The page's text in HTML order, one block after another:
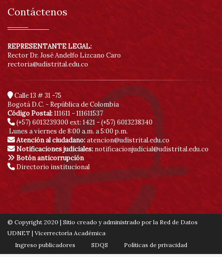
Contáctenos
REPRESENTANTE LEGAL:
Rector Dr. José Andelfo Lizcano Caro
rectoria@udistrital.edu.co
Calle 13 # 31 -75
Bogotá D.C. - República de Colombia
Código Postal:111611 - 111611537
(+57) 6013239300 ext: 1421 - (+57) 6013238340
Lunes a viernes de 8:00 a.m. a 5:00 p.m.
Atención al ciudadano:atencion@udistrital.edu.co
Notificaciones judiciales: notificacionjudicial@udistrital.edu.co
Botón anticorrupción
Directorio institucional
© Copyright 2020 | Sitio creado y administrado por la Red de Datos
UDNET | Vicerrectoría Académica
Ingreso publicadores
SDQS
Políticas de privacidad